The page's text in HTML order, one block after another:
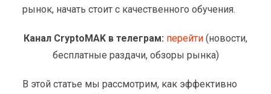
рынок, начать стоит с качественного обучения.
Канал CryptoMAK в телеграм: перейти (новости,
бесплатные раздачи, обзоры рынка)
В этой статье мы рассмотрим, как эффективно